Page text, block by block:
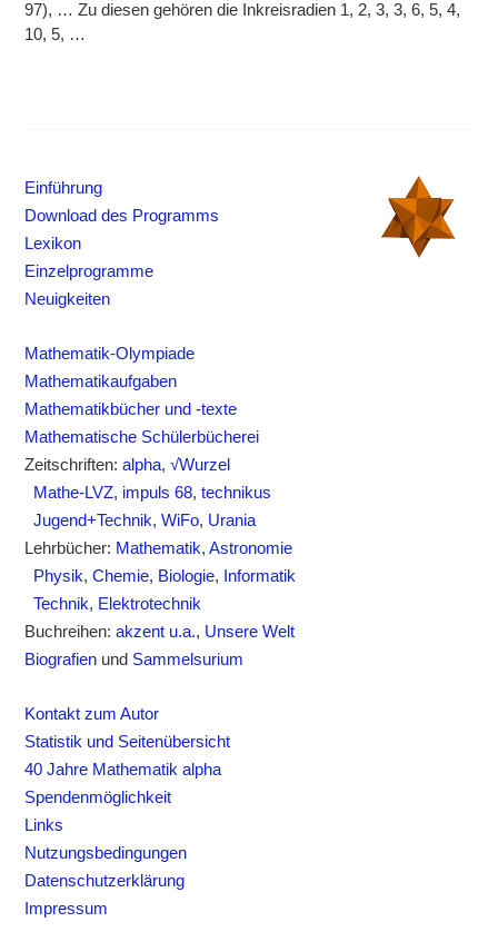
97), … Zu diesen gehören die Inkreisradien 1, 2, 3, 3, 6, 5, 4,
10, 5, …
Einführung
Download des Programms
Lexikon
Einzelprogramme
Neuigkeiten
Mathematik-Olympiade
Mathematikaufgaben
Mathematikbücher und -texte
Mathematische Schülerbücherei
Zeitschriften:alpha,√Wurzel
Mathe-LVZ, impuls 68,technikus
Jugend+Technik,WiFo, Urania
Lehrbücher: Mathematik,Astronomie
Physik,Chemie, Biologie,
Informatik
Technik, Elektrotechnik
Buchreihen:akzent u.a., Unsere Welt
Biografien und Sammelsurium
Kontakt zum Autor
Statistik und Seitenübersicht
40 Jahre Mathematik alpha
Spendenmöglichkeit
Links
Nutzungsbedingungen
Datenschutzerklärung
Impressum